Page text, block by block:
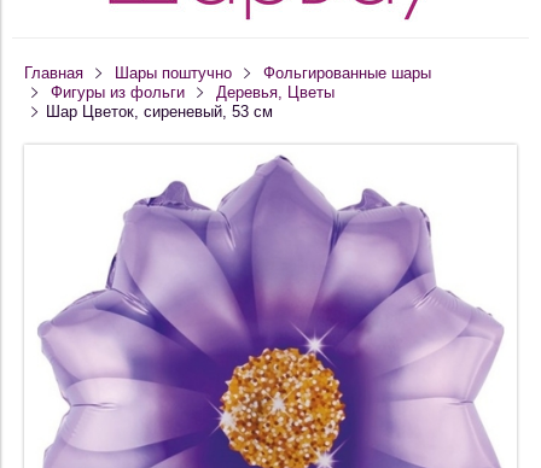
Главная Шары поштучно
Фольгированные шары
Фигуры из фольги
Деревья, Цветы
Шар Цветок, сиреневый, 53 см